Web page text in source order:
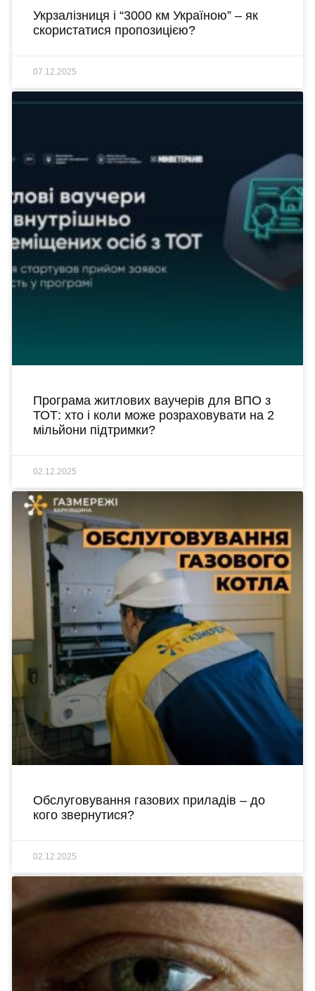
Укрзалізниця і “3000 км Україною” – як
скористатися пропозицією?
07.12.2025
Програма житлових ваучерів для ВПО з
ТОТ: хто і коли може розраховувати на 2
мільйони підтримки?
02.12.2025
Обслуговування газових приладів – до
кого звернутися?
02.12.2025